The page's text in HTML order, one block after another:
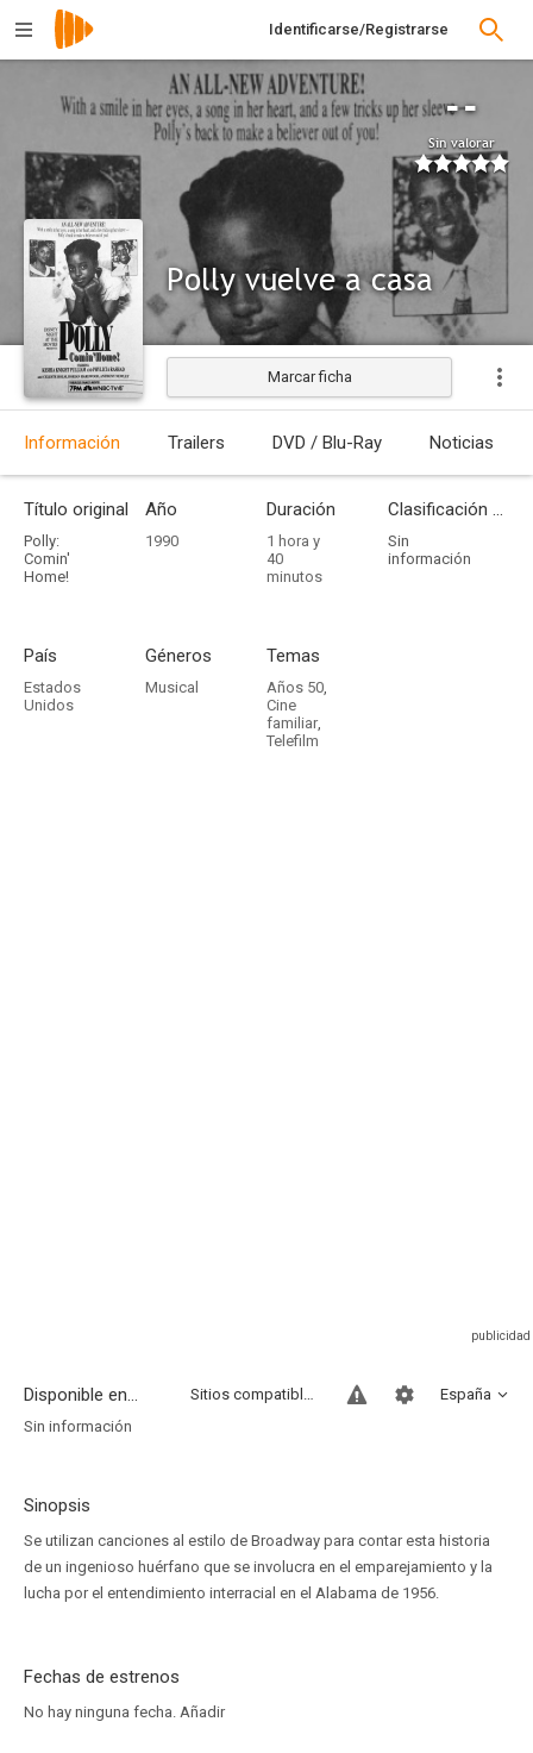
Identificarse/Registrarse
--
Sin valorar
Polly vuelve a casa
Marcar ficha
Información Trailers DVD / Blu-Ray Noticias
Título original
Polly:
Comin'
Home!
Año
1990
Duración
1 hora y
40
minutos
Clasificación por edades
Sin
información
País
Estados
Unidos
Géneros
Musical
Temas
Años 50,
Cine
familiar,
Telefilm
Disponible en... España
Sitios compatibles
Sin información
Sinopsis
Se utilizan canciones al estilo de Broadway para contar esta historia
de un ingenioso huérfano que se involucra en el emparejamiento y la
lucha por el entendimiento interracial en el Alabama de 1956.
Fechas de estrenos
No hay ninguna fecha. Añadir